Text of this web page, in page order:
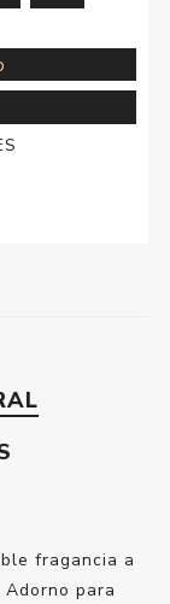
fragancia a
para